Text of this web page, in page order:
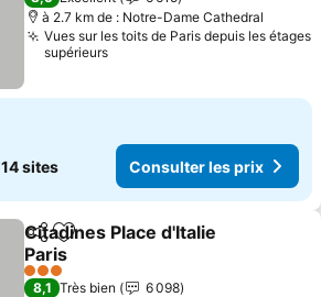
à 2.7 km de : Notre-Dame Cathedral
Vues sur les toits de Paris depuis les étages
supérieurs
14 sites Consulter les prix
PartagerAjouter à mes favoris
Citadines Place d'Italie
Paris
3 Étoiles
8,1 Très bien
6 098